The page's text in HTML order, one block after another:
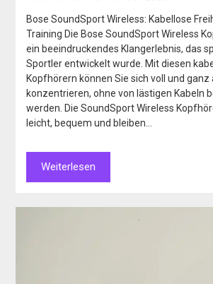
Bose SoundSport Wireless: Kabellose
Training Die Bose SoundSport Wireless
ein beeindruckendes Klangerlebnis, das
Sportler entwickelt wurde. Mit diesen
Kopfhörern können Sie sich voll und ganz
konzentrieren, ohne von lästigen Kabeln
werden. Die SoundSport Wireless
leicht, bequem und bleiben…
Weiterlesen